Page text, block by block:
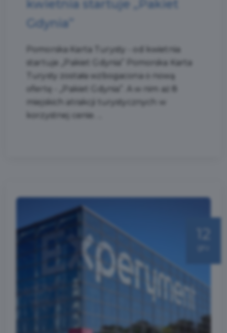
kwietnia startuje „Pakiet
Gdynia”
Pomorska Karta Turysty - od kwietnia
startuje „Pakiet Gdynia” Pomorska Karta
Turysty została wzbogacona o nową
ofertę - „Pakiet Gdynia”. A w nim aż 8
miejskich atrakcji turystycznych w
korzystnej cenie. ...